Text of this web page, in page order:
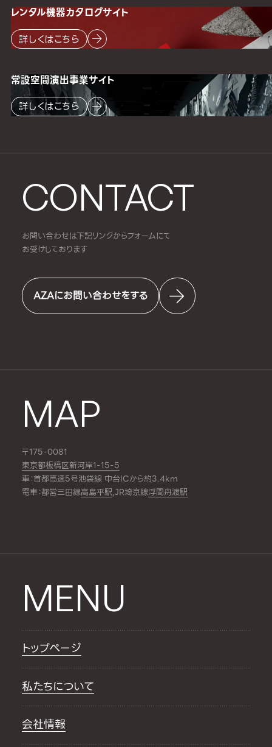
CONTACT
お問い合わせは下記リンクからフォームにて
お受けしております
AZAにお問い合わせをする
MAP
〒175-0081
東京都板橋区新河岸1-15-5
車：首都高速5号池袋線 中台ICから約3.4km
電車：都営三田線高島平駅,JR埼京線浮間舟渡駅
レンタル機器カタログサイト
詳しくはこちら
常設空間演出事業サイト
詳しくはこちら
MENU
トップページ
私たちについて
会社情報